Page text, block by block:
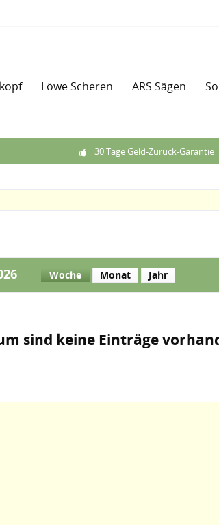
Löwe Scheren ARS Sägen
30 Tage Geld-Zurück-Garantie
Woche Monat Jahr
sind keine Einträge